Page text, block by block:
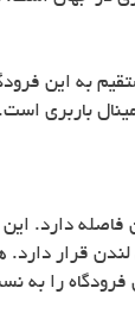
به این
کراولی در شهرستان وسکس غربی
قرار
را به